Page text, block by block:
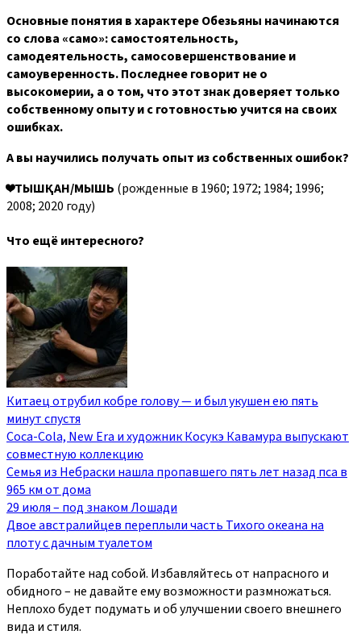
Основные понятия в характере Обезьяны начинаются
со слова «само»: самостоятельность,
самодеятельность, самосовершенствование и
самоуверенность. Последнее говорит не о
высокомерии, а о том, что этот знак доверяет только
собственному опыту и с готовностью учится на своих
ошибках.
А вы научились получать опыт из собственных ошибок?
❤️ТЫШҚАН/МЫШЬ (рожденные в 1960; 1972; 1984; 1996;
2008; 2020 году)
Что ещё интересного?
Китаец отрубил кобре голову — и был укушен ею пять
минут спустя
Coca-Cola, New Era и художник Косукэ Кавамура выпускают
совместную коллекцию
Семья из Небраски нашла пропавшего пять лет назад пса в
965 км от дома
29 июля – под знаком Лошади
Двое австралийцев переплыли часть Тихого океана на
плоту с дачным туалетом
Поработайте над собой. Избавляйтесь от напрасного и
обидного – не давайте ему возможности размножаться.
Неплохо будет подумать и об улучшении своего внешнего
вида и стиля.